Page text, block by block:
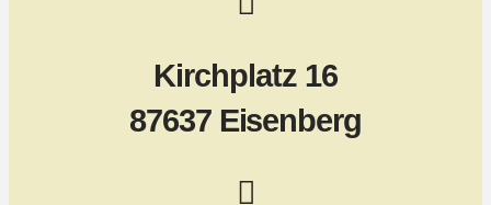
Kirchplatz 16
87637 Eisenberg